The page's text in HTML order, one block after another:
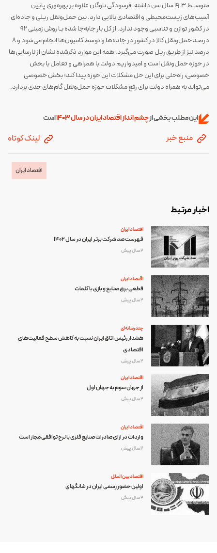
متوســط 19.3 سال سن داشته. فرسودگی ناوگان علاوه بر بهره‌وری پایین
آسیب‌های زیست‌محیطی و اقتصادی بالایی دارد. بین حمل‌ونقل ریلی و جاده‌ای
در کشور توازن و تناسبی وجود ندارد. از کل بار جابه‌جا شده بـا روش زمینی 92
درصـد حمل‌ونقل کالا در کشور در جاده‌ها و توسط کامیون‌ها انجام می‌شود و 8
درصد نیز از طریق ریل صورت می‌گیرد. همه این موارد ذکرشده نشان از نارسایی‌ها
در حوزه حمل‌ونقل است و امیدواریم دولت با همراهی و تعامل با بخش
خصوصی، راه‌حلی برای این حل مشکلات این حوزه پیدا کند؛ بخش خصوصی
می‌تواند به همراه دولت برای رفع مشکلات حوزه حمل‌ونقل گام‌های جدی بردارد.
این مطلب بخشی ازچشم انداز اقتصاد ایران در سال 1403 است
منبع خبر لینک کوتاه
اقتصاد ایران
اخبار مرتبط
اقتصاد ایران
فهرست صد شرکت برتر ایران در سال 1402
2 سال پیش
اقتصاد ایران
قطعی برق صنایع و بازی با کلمات
2 سال پیش
چند رسانه‌ای
هشدار رئیس اتاق ایران نسبت به کاهش سطح فعالیت‌های
اقتصادی
2 سال پیش
اقتصاد ایران
از جهان سوم به جهان اول
2 سال پیش
اقتصاد ایران
واردات در ازای صادرات صنایع فلزی با نرخ توافقی مجاز است
2 سال پیش
اقتصاد بین الملل
اولین حضور رسمی ایران در شانگهای
2 سال پیش